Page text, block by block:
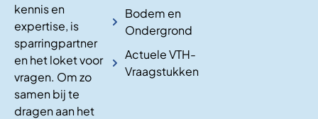
kennis en
expertise, is
sparringpartner
en het loket voor
vragen. Om zo
samen bij te
dragen aan het
Bodem en
Ondergrond
Actuele VTH-
Vraagstukken